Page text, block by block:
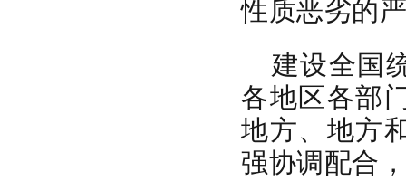
性质恶劣的
建设全国
各地区各部
地方、地方
强协调配合